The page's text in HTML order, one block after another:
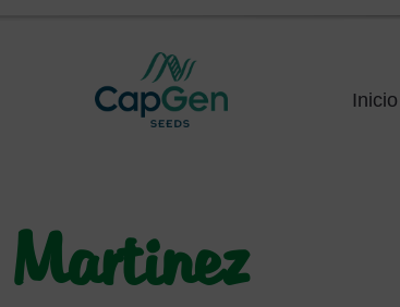
Inicio
Martinez